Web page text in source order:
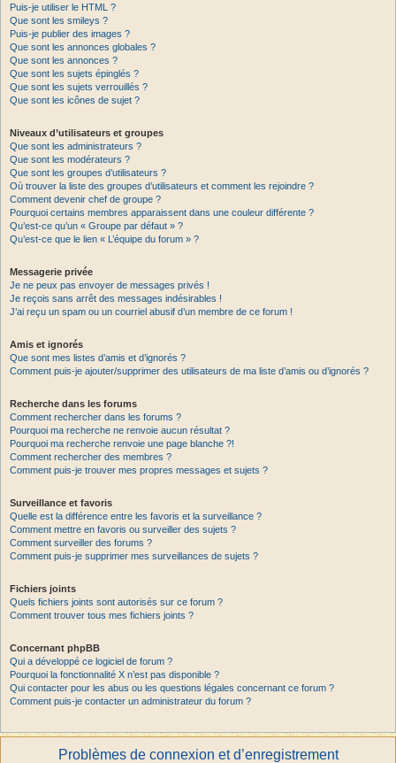
Puis-je utiliser le HTML ?
Que sont les smileys ?
Puis-je publier des images ?
Que sont les annonces globales ?
Que sont les annonces ?
Que sont les sujets épinglés ?
Que sont les sujets verrouillés ?
Que sont les icônes de sujet ?
Niveaux d’utilisateurs et groupes
Que sont les administrateurs ?
Que sont les modérateurs ?
Que sont les groupes d’utilisateurs ?
Où trouver la liste des groupes d’utilisateurs et comment les rejoindre ?
Comment devenir chef de groupe ?
Pourquoi certains membres apparaissent dans une couleur différente ?
Qu’est-ce qu’un « Groupe par défaut » ?
Qu’est-ce que le lien « L’équipe du forum » ?
Messagerie privée
Je ne peux pas envoyer de messages privés !
Je reçois sans arrêt des messages indésirables !
J’ai reçu un spam ou un courriel abusif d’un membre de ce forum !
Amis et ignorés
Que sont mes listes d’amis et d’ignorés ?
Comment puis-je ajouter/supprimer des utilisateurs de ma liste d’amis ou d’ignorés ?
Recherche dans les forums
Comment rechercher dans les forums ?
Pourquoi ma recherche ne renvoie aucun résultat ?
Pourquoi ma recherche renvoie une page blanche ?!
Comment rechercher des membres ?
Comment puis-je trouver mes propres messages et sujets ?
Surveillance et favoris
Quelle est la différence entre les favoris et la surveillance ?
Comment mettre en favoris ou surveiller des sujets ?
Comment surveiller des forums ?
Comment puis-je supprimer mes surveillances de sujets ?
Fichiers joints
Quels fichiers joints sont autorisés sur ce forum ?
Comment trouver tous mes fichiers joints ?
Concernant phpBB
Qui a développé ce logiciel de forum ?
Pourquoi la fonctionnalité X n’est pas disponible ?
Qui contacter pour les abus ou les questions légales concernant ce forum ?
Comment puis-je contacter un administrateur du forum ?
Problèmes de connexion et d’enregistrement